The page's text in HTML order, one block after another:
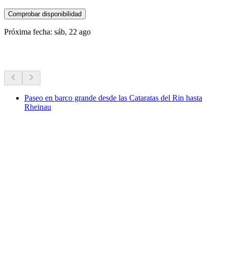
Comprobar disponibilidad
Próxima fecha: sáb, 22 ago
Paseo en barco grande desde las Cataratas del Rin hasta
Rheinau